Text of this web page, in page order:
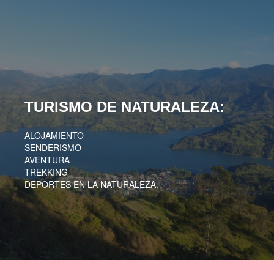
TURISMO DE NATURALEZA:
ALOJAMIENTO
SENDERISMO
AVENTURA
TREKKING
DEPORTES EN LA NATURALEZA.